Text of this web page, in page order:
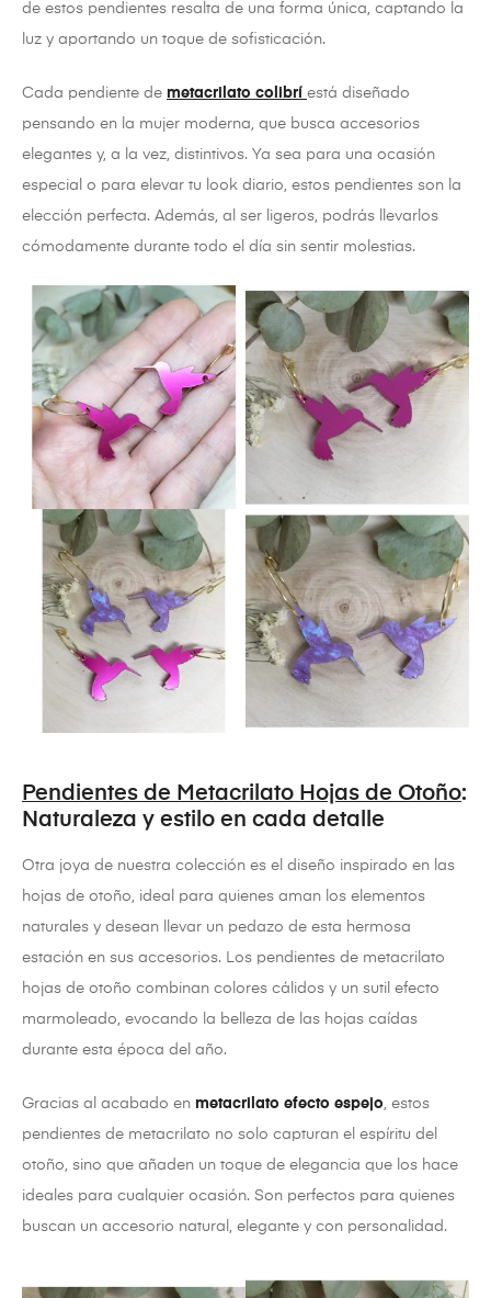
de estos pendientes resalta de una forma única, captando la
luz y aportando un toque de sofisticación.
Cada pendiente de metacrilato colibrí está diseñado
pensando en la mujer moderna, que busca accesorios
elegantes y, a la vez, distintivos. Ya sea para una ocasión
especial o para elevar tu look diario, estos pendientes son la
elección perfecta. Además, al ser ligeros, podrás llevarlos
cómodamente durante todo el día sin sentir molestias.
Pendientes de Metacrilato Hojas de Otoño:
Naturaleza y estilo en cada detalle
Otra joya de nuestra colección es el diseño inspirado en las
hojas de otoño, ideal para quienes aman los elementos
naturales y desean llevar un pedazo de esta hermosa
estación en sus accesorios. Los pendientes de metacrilato
hojas de otoño combinan colores cálidos y un sutil efecto
marmoleado, evocando la belleza de las hojas caídas
durante esta época del año.
Gracias al acabado en metacrilato efecto espejo, estos
pendientes de metacrilato no solo capturan el espíritu del
otoño, sino que añaden un toque de elegancia que los hace
ideales para cualquier ocasión. Son perfectos para quienes
buscan un accesorio natural, elegante y con personalidad.